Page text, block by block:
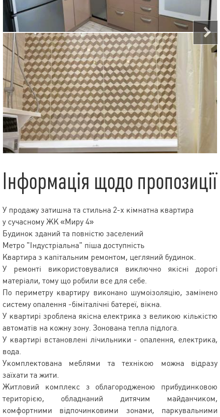
Інформація щодо пропозиції
У продажу затишна та стильна 2-х кімнатна квартира
у сучасному ЖК «Миру 4»
Будинок зданий та повністю заселений
Метро "Індустріальна" піша доступність
Квартира з капітальним ремонтом, цегляний будинок.
У ремонті використовувалися виключно якісні дорогі
матеріали, тому що робили все для себе.
По периметру квартиру виконано шумоізоляцію, замінено
систему опалення -біміталічні батереї, вікна.
У квартирі зроблена якісна електрика з великою кількістю
автоматів на кожну зону. Зонована тепла підлога.
У квартирі встановлені лічильники - опалення, електрика,
вода.
Укомплектована меблями та технікою можна відразу
заїхати та жити.
Житловий комплекс з облагородженою прибудинковою
територією, обладнаний дитячим майданчиком,
комфортними відпочинковими зонами, паркувальними